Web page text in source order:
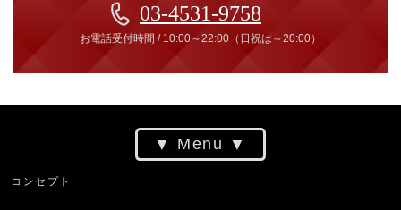
50代・60代のための後悔しない選び方
女性会員の紹介
男性会員様の声
03-4531-9758
お電話受付時間 / 10:00～22:00（日祝は～20:00）
Menu
コンセプト